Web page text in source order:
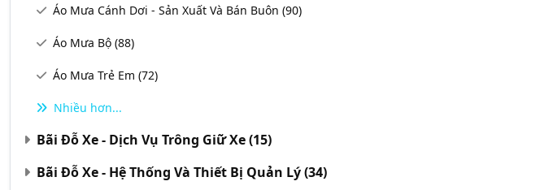
Áo Mưa Cánh Dơi - Sản Xuất Và Bán Buôn (90)
Áo Mưa Bộ (88)
Áo Mưa Trẻ Em (72)
Nhiều hơn...
Bãi Đỗ Xe - Dịch Vụ Trông Giữ Xe(15)
Bãi Đỗ Xe - Hệ Thống Và Thiết Bị Quản Lý(34)